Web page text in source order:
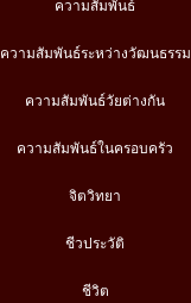
ความสัมพันธ์
ความสัมพันธ์ระหว่างวัฒนธรรม
ความสัมพันธ์วัยต่างกัน
ความสัมพันธ์ในครอบครัว
จิตวิทยา
ชีวประวัติ
ชีวิต